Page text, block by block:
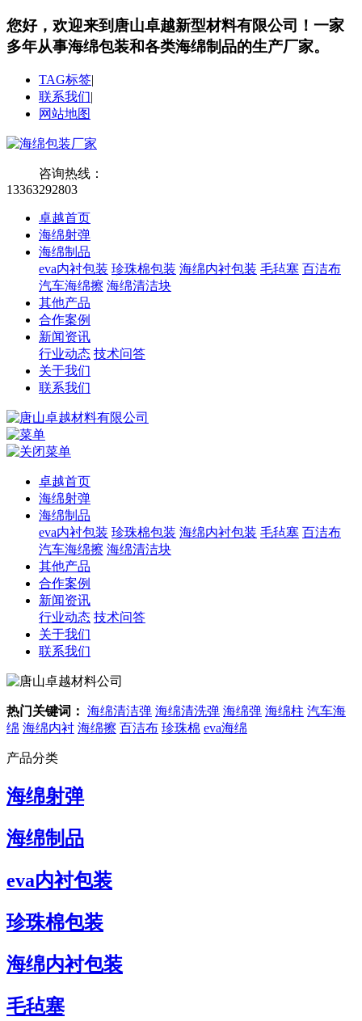
您好，欢迎来到唐山卓越新型材料有限公司！ 一家
多年从事海绵包装和各类海绵制品的生产厂家。
TAG标签|
联系我们|
网站地图
咨询热线：
13363292803
卓越首页
海绵射弹
海绵制品
eva内衬包装 珍珠棉包装 海绵内衬包装 毛毡塞 百洁布
汽车海绵擦 海绵清洁块
其他产品
合作案例
新闻资讯
行业动态 技术问答
关于我们
联系我们
卓越首页
海绵射弹
海绵制品
eva内衬包装 珍珠棉包装 海绵内衬包装 毛毡塞 百洁布
汽车海绵擦 海绵清洁块
其他产品
合作案例
新闻资讯
行业动态 技术问答
关于我们
联系我们
热门关键词： 海绵清洁弹 海绵清洗弹 海绵弹 海绵柱 汽车海
绵 海绵内衬 海绵擦 百洁布 珍珠棉 eva海绵
产品分类
海绵射弹
海绵制品
eva内衬包装
珍珠棉包装
海绵内衬包装
毛毡塞